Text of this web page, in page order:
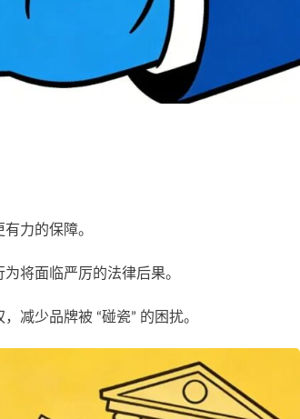
力的保障。
将面临严厉的法律后果。
减少品牌被 “碰瓷” 的困扰。